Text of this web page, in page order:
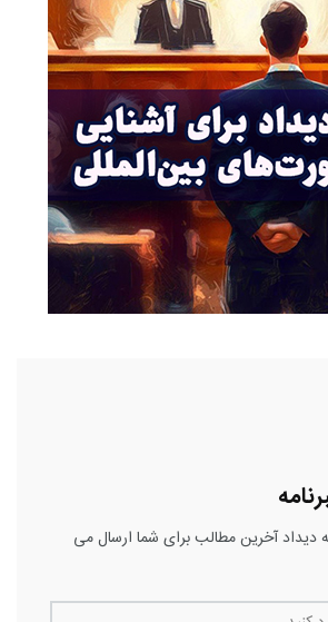
دیداد آخرین مطالب برای شما ارسال می